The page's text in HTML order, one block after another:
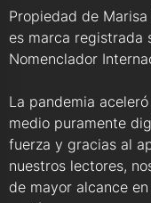
Propiedad de Marisa
es marca registrada
Nomenclador
La pandemia
medio puramente
fuerza y gracias al
nuestros lectores,
de mayor alcance